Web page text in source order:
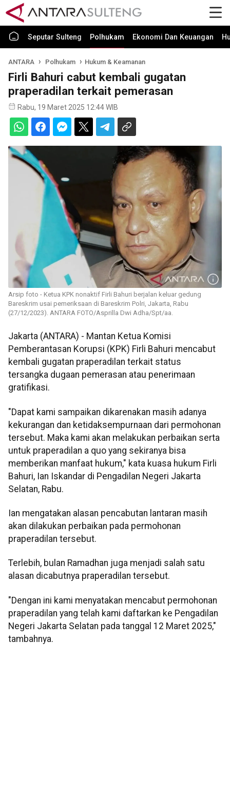
Seputar Sulteng Polhukam Ekonomi Dan Keuangan
ANTARA Polhukam Hukum & Keamanan
Firli Bahuri cabut kembali gugatan
praperadilan terkait pemerasan
Rabu, 19 Maret 2025 12:44 WIB
Arsip foto - Ketua KPK nonaktif Firli Bahuri berjalan keluar gedung
Bareskrim usai pemeriksaan di Bareskrim Polri, Jakarta, Rabu
(27/12/2023). ANTARA FOTO/Asprilla Dwi Adha/Spt/aa.
Jakarta (ANTARA) - Mantan Ketua Komisi
Pemberantasan Korupsi (KPK) Firli Bahuri mencabut
kembali gugatan praperadilan terkait status
tersangka dugaan pemerasan atau penerimaan
gratifikasi.
"Dapat kami sampaikan dikarenakan masih adanya
kekurangan dan ketidaksempurnaan dari permohonan
tersebut. Maka kami akan melakukan perbaikan serta
untuk praperadilan a quo yang sekiranya bisa
memberikan manfaat hukum," kata kuasa hukum Firli
Bahuri, Ian Iskandar di Pengadilan Negeri Jakarta
Selatan, Rabu.
Ian mengatakan alasan pencabutan lantaran masih
akan dilakukan perbaikan pada permohonan
praperadilan tersebut.
Terlebih, bulan Ramadhan juga menjadi salah satu
alasan dicabutnya praperadilan tersebut.
"Dengan ini kami menyatakan mencabut permohonan
praperadilan yang telah kami daftarkan ke Pengadilan
Negeri Jakarta Selatan pada tanggal 12 Maret 2025,"
tambahnya.